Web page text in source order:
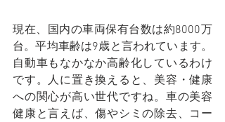
現在、国内の車両保有台数は約8000万
台。平均車齢は9歳と言われています。
自動車もなかなか高齢化しているわけ
です。人に置き換えると、美容・健康
への関心が高い世代ですね。車の美容
健康と言えば、傷やシミの除去、コー